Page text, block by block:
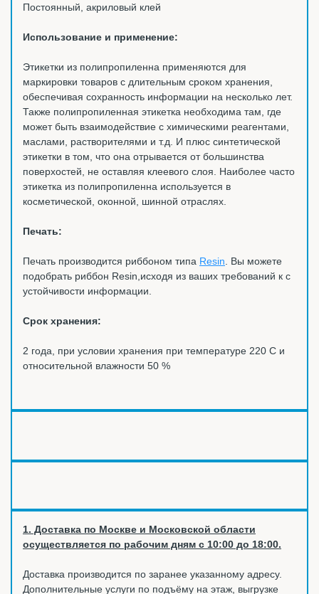
Постоянный, акриловый клей
Использование и применение:
Этикетки из полипропиленна применяются для
маркировки товаров с длительным сроком хранения,
обеспечивая сохранность информации на несколько лет.
Также полипропиленная этикетка необходима там, где
может быть взаимодействие с химическими реагентами,
маслами, растворителями и т.д. И плюс синтетической
этикетки в том, что она отрывается от большинства
поверхостей, не оставляя клеевого слоя. Наиболее часто
этикетка из полипропиленна используется в
косметической, оконной, шинной отраслях.
Печать:
Печать производится риббоном типа Resin . Вы можете
подобрать риббон Resin,исходя из ваших требований к с
устойчивости информации.
Срок хранения:
2 года, при условии хранения при температуре 220 С и
относительной влажности 50 %
1. Доставка по Москве и Московской области
осуществляется по рабочим дням с 10:00 до 18:00.
Доставка производится по заранее указанному адресу.
Дополнительные услуги по подъёму на этаж, выгрузке